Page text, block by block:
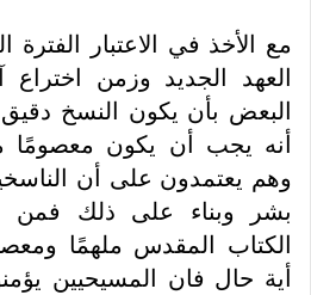
مع الأخذ في الاعتبار الفترة
العهد الجديد وزمن
أنه يجب أن يكون معصومًا
وهم يعتمدون على أن
بشر وبناء على ذلك فمن
الكتاب المقدس ملهمًا
أية حال فان المسيحيين